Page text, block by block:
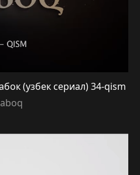
(узбек сериал) 34-qism